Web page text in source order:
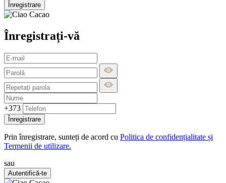
Înregistrare
Înregistrați-vă
+373
Înregistrare
Prin înregistrare, sunteți de acord cu Politica de confidențialitate și
Termenii de utilizare.
sau
Autentifică-te